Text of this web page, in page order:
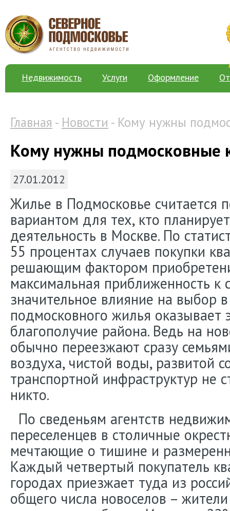
Недвижимость Услуги Оформление
Главная - Новости - Кому нужны
Кому нужны подмосковные
27.01.2012
Жилье в Подмосковье считается
вариантом для тех, кто
деятельность в Москве. По
55 процентах случаев покупки
решающим фактором
максимальная приближенность к
значительное влияние на выбор
подмосковного жилья оказывает
благополучие района. Ведь на
обычно переезжают сразу
воздуха, чистой воды, развитой
транспортной инфраструктур не
никто.
По сведеньям агентств
переселенцев в столичные
мечтающие о тишине и
Каждый четвертый покупатель
городах приезжает туда из
общего числа новоселов –